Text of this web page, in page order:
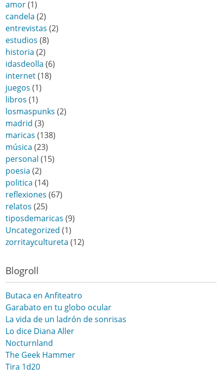
amor(1)
candela (2)
entrevistas (2)
estudios (8)
historia (2)
idasdeolla (6)
internet(18)
juegos (1)
libros (1)
losmaspunks (2)
madrid (3)
maricas (138)
música (23)
personal (15)
poesia (2)
politica (14)
reflexiones (67)
relatos (25)
tiposdemaricas (9)
Uncategorized (1)
zorritaycultureta (12)
Blogroll
Butaca en Anfiteatro
Garabato en tu globo ocular
La vida de un ladrón de sonrisas
Lo dice Diana Aller
Nocturnland
The Geek Hammer
Tira 1d20